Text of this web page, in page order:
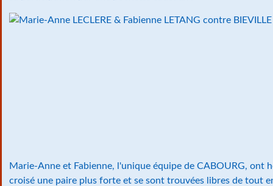
Marie-Anne et Fabienne, l'unique équipe de CABOURG, ont
croisé une paire plus forte et se sont trouvées libres de tout